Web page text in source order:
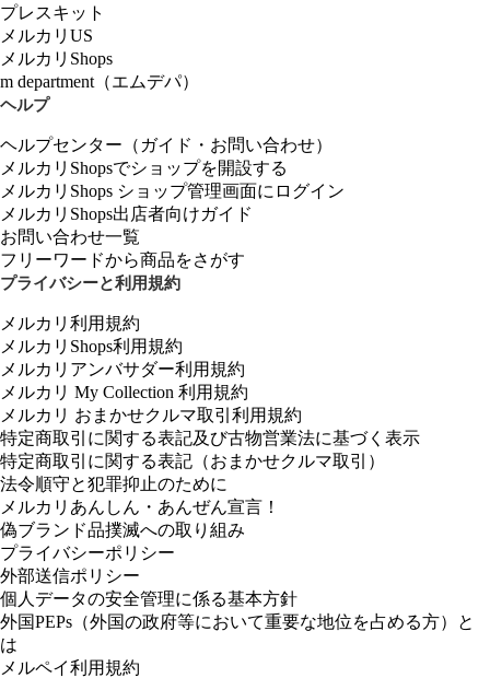
プレスキット
メルカリUS
メルカリShops
m department（エムデパ）
ヘルプ
ヘルプセンター（ガイド・お問い合わせ）
メルカリShopsでショップを開設する
メルカリShops ショップ管理画面にログイン
メルカリShops出店者向けガイド
お問い合わせ一覧
フリーワードから商品をさがす
プライバシーと利用規約
メルカリ利用規約
メルカリShops利用規約
メルカリアンバサダー利用規約
メルカリ My Collection 利用規約
メルカリ おまかせクルマ取引利用規約
特定商取引に関する表記及び古物営業法に基づく表示
特定商取引に関する表記（おまかせクルマ取引）
法令順守と犯罪抑止のために
メルカリあんしん・あんぜん宣言！
偽ブランド品撲滅への取り組み
プライバシーポリシー
外部送信ポリシー
個人データの安全管理に係る基本方針
外国PEPs（外国の政府等において重要な地位を占める方）と
は
メルペイ利用規約